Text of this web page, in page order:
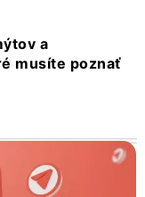
a
musíte poznať